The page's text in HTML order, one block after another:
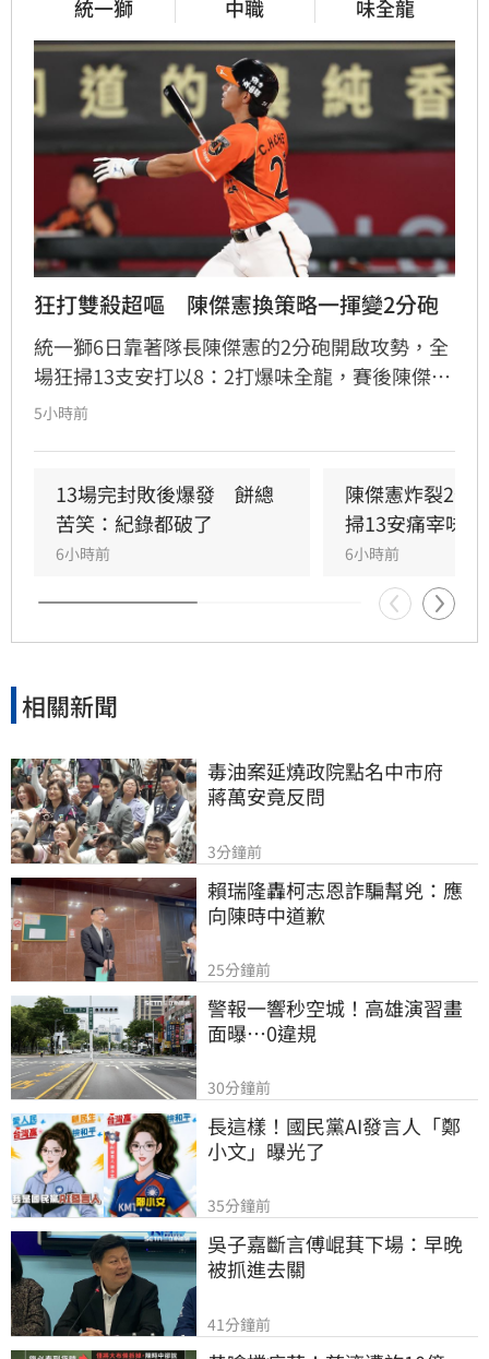
統一獅 中職 味全龍
狂打雙殺超嘔　陳傑憲換策略一揮變2分砲
統一獅6日靠著隊長陳傑憲的2分砲開啟攻勢，全
場狂掃13支安打以8：2打爆味全龍，賽後陳傑憲
透露因為上週末自己擊出太多雙殺，當時上場只
5小時前
13場完封敗後爆發　餅總
苦笑：紀錄都破了
6小時前
陳傑憲炸裂2分
掃13安痛宰味全
6小時前
相關新聞
毒油案延燒政院點名中市府
蔣萬安竟反問
3分鐘前
賴瑞隆轟柯志恩詐騙幫兇：應
向陳時中道歉
25分鐘前
警報一響秒空城！高雄演習畫
面曝…0違規
30分鐘前
長這樣！國民黨AI發言人「鄭
小文」曝光了
35分鐘前
吳子嘉斷言傅崐萁下場：早晚
被抓進去關
41分鐘前